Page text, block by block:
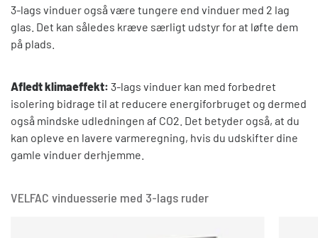
3-lags vinduer også være tungere end vinduer med 2 lag
glas. Det kan således kræve særligt udstyr for at løfte dem
på plads.
Afledt klimaeffekt: 3-lags vinduer kan med forbedret
isolering bidrage til at reducere energiforbruget og dermed
også mindske udledningen af CO2. Det betyder også, at du
kan opleve en lavere varmeregning, hvis du udskifter dine
gamle vinduer derhjemme.
VELFAC vinduesserie med 3-lags ruder